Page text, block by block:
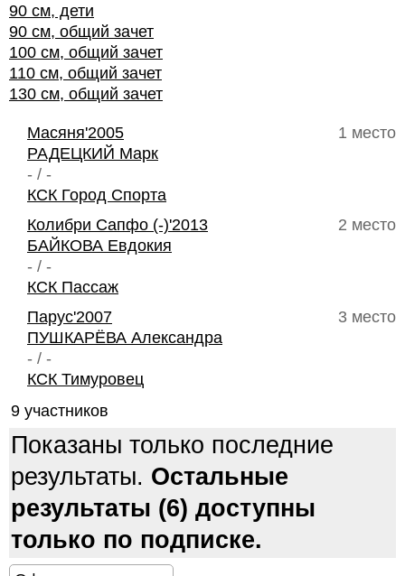
90 см, дети
90 см, общий зачет
100 см, общий зачет
110 см, общий зачет
130 см, общий зачет
1 место
Масяня'2005
РАДЕЦКИЙ Марк
- / -
КСК Город Спорта
2 место
Колибри Сапфо (-)'2013
БАЙКОВА Евдокия
- / -
КСК Пассаж
3 место
Парус'2007
ПУШКАРЁВА Александра
- / -
КСК Тимуровец
9 участников
Показаны только последние
результаты. Остальные
результаты (6) доступны
только по подписке.